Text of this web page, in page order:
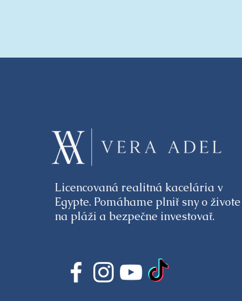
Licencovaná realitná kacelária v
Egypte. Pomáhame plniť sny o živote
na pláži a bezpečne investovať.